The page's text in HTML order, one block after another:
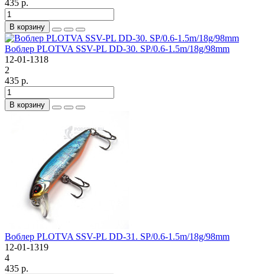
435 р.
В корзину
Воблер PLOTVA SSV-PL DD-30. SP/0.6-1.5m/18g/98mm
12-01-1318
2
435 р.
В корзину
Воблер PLOTVA SSV-PL DD-31. SP/0.6-1.5m/18g/98mm
12-01-1319
4
435 р.